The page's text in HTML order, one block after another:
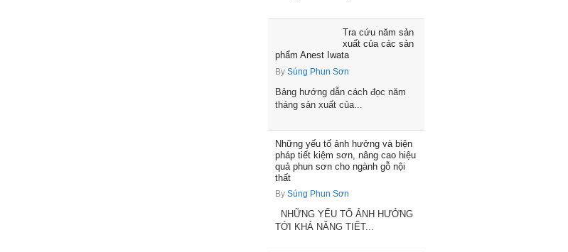
Tra cứu năm sản
xuất của các sản
phẩm Anest Iwata
By Súng Phun Sơn
Bảng hướng dẫn cách đọc năm
tháng sản xuất của...
Những yếu tố ảnh hưởng và biện
pháp tiết kiệm sơn, nâng cao hiệu
quả phun sơn cho ngành gỗ nội
thất
By Súng Phun Sơn
NHỮNG YẾU TỐ ẢNH HƯỞNG
TỚI KHẢ NĂNG TIẾT...